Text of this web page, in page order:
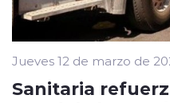
Jueves 12 de marzo de
Sanitaria